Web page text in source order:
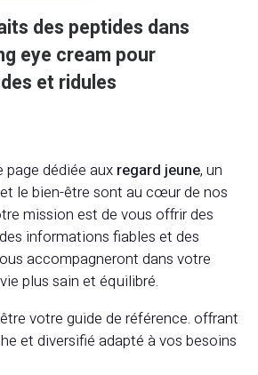
des peptides dans
eye cream pour
et ridules
page dédiée aux regard jeune, un
le bien-être sont au cœur de nos
mission est de vous offrir des
informations fiables et des
accompagneront dans votre
plus sain et équilibré.
votre guide de référence. offrant
et diversifié adapté à vos besoins